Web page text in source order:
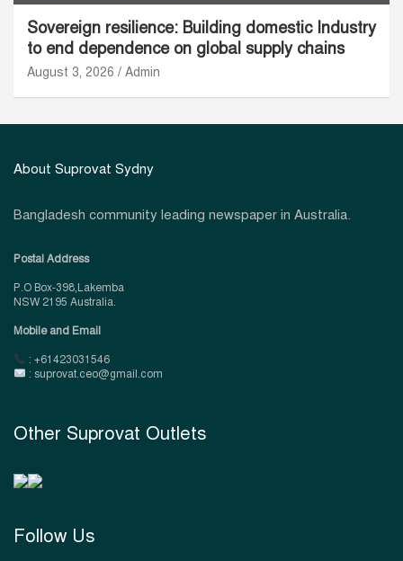
Sovereign resilience: Building domestic Industry
to end dependence on global supply chains
August 3, 2026 Admin
About Suprovat Sydny
Bangladesh community leading newspaper in Australia.
Postal Address
P.O Box-398,Lakemba
NSW 2195 Australia.
Mobile and Email
: +61423031546
: suprovat.ceo@gmail.com
Other Suprovat Outlets
Follow Us